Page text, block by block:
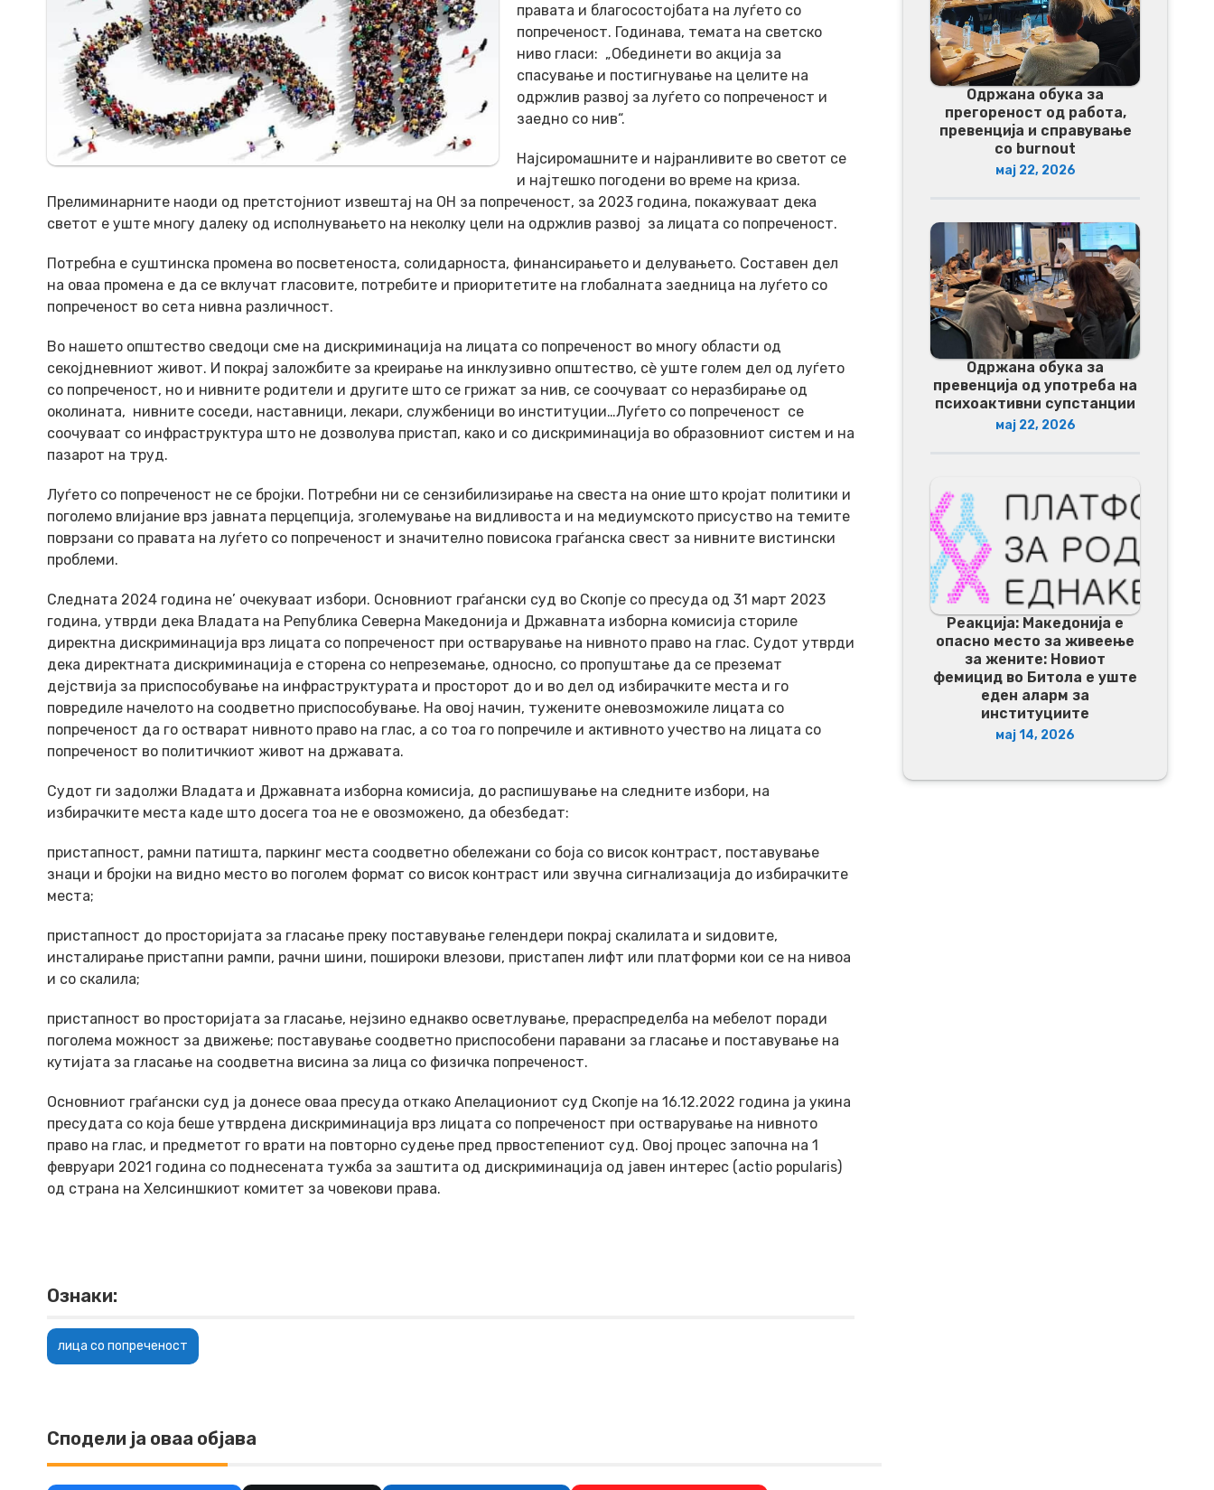
правата и благосостојбата на луѓето со
попреченост. Годинава, темата на светско
ниво гласи: „Обединети во акција за
спасувaње и постигнување на целите на
одржлив развој за луѓето со попреченост и
заедно со нив“.
Најсиромашните и најранливите во светот се
и најтешко погодени во време на криза.
Прелиминарните наоди од претстојниот извештај на ОН за попреченост, за 2023 година, покажуваат дека
светот е уште многу далеку од исполнувањето на неколку цели на одржлив развој за лицата со попреченост.
Потребна е суштинска промена во посветеноста, солидарноста, финансирањето и делувањето. Составен дел
на оваа промена е да се вклучат гласовите, потребите и приоритетите на глобалната заедница на луѓето со
попреченост во сета нивна различност.
Во нашето општество сведоци сме на дискриминација на лицата со попреченост во многу области од
секојдневниот живот. И покрај заложбите за креирање на инклузивно општество, сè уште голем дел од луѓето
со попреченост, но и нивните родители и другите што се грижат за нив, се соочуваат со неразбирање од
околината, нивните соседи, наставници, лекари, службеници во институции…Луѓето со попреченост се
соочуваат со инфраструктура што не дозволува пристап, како и со дискриминација во образовниот систем и на
пазарот на труд.
Луѓето со попреченост не се бројки. Потребни ни се сензибилизирање на свеста на оние што кројат политики и
поголемо влијание врз јавната перцепција, зголемување на видливоста и на медиумското присуство на темите
поврзани со правата на луѓето со попреченост и значително повисока граѓанска свест за нивните вистински
проблеми.
Следната 2024 година не’ очекуваат избори. Основниот граѓански суд во Скопје со пресуда од 31 март 2023
година, утврди дека Владата на Република Северна Македонија и Државната изборна комисија сториле
директна дискриминација врз лицата со попреченост при остварување на нивното право на глас. Судот утврди
дека директната дискриминација е сторена со непреземање, односно, со пропуштање да се преземат
дејствија за приспособување на инфраструктурата и просторот до и во дел од избирачките места и го
повредиле начелото на соодветно приспособување. На овој начин, тужените оневозможиле лицата со
попреченост да го остварат нивното право на глас, а со тоа го попречиле и активното учество на лицата со
попреченост во политичкиот живот на државата.
Судот ги задолжи Владата и Државната изборна комисија, до распишување на следните избори, на
избирачките места каде што досега тоа не е овозможено, да обезбедат:
пристапност, рамни патишта, паркинг места соодветно обележани со боја со висок контраст, поставување
знаци и бројки на видно место во поголем формат со висок контраст или звучна сигнализација до избирачките
места;
пристапност до просторијата за гласање преку поставување гелендери покрај скалилата и ѕидовите,
инсталирање пристапни рампи, рачни шини, пошироки влезови, пристапен лифт или платформи кои се на нивоа
и со скалила;
пристапност во просторијата за гласање, нејзино еднакво осветлување, прераспределба на мебелот поради
поголема можност за движење; поставување соодветно приспособени паравани за гласање и поставување на
кутијата за гласање на соодветна висина за лица со физичка попреченост.
Основниот граѓански суд ја донесе оваа пресуда откако Апелациониот суд Скопје на 16.12.2022 година ја укина
пресудата со која беше утврдена дискриминација врз лицата со попреченост при остварување на нивното
право на глас, и предметот го врати на повторно судење пред првостепениот суд. Овој процес започна на 1
февруари 2021 година со поднесената тужба за заштита од дискриминација од јавен интерес (actio popularis)
од страна на Хелсиншкиот комитет за човекови права.
Ознаки:
лица со попреченост
Сподели ја оваа објава
Одржана обука за
прегореност од работа,
превенција и справување
со burnout
мај 22, 2026
Одржана обука за
превенција од употреба на
психоактивни супстанции
мај 22, 2026
Реакција: Македонија е
опасно место за живеење
за жените: Новиот
фемицид во Битола е уште
еден аларм за
институциите
мај 14, 2026